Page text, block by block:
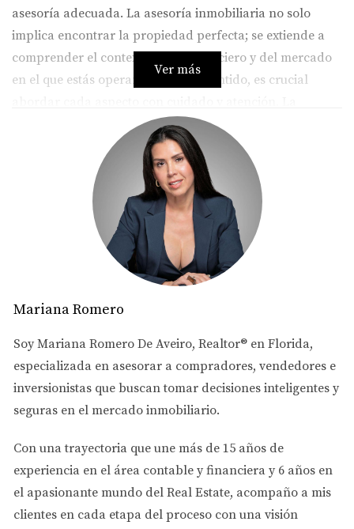
asesoría adecuada. La asesoría inmobiliaria no solo
implica encontrar la propiedad perfecta; se extiende a
comprender el contexto legal, financiero y del mercado
en el que estás operando. En este sentido, es crucial
experiencia y conocimiento de un agente como Mariana
Romero pueden marcar la diferencia entre una inversión
exitosa y una decepcionante. Al final del día, lo que
buscas es maximizar tus beneficios mientras minimizas
los riesgos asociados a esta emocionante aventura.
Tipos de Asesorías Necesarias
Cuando decides invertir en bienes raíces, hay varios tipos
de asesorías que debes considerar para asegurarte de
Asesoría Legal
La asesoría legal es fundamental antes de realizar
cualquier inversión. Un abogado especializado en bienes
locales y cualquier regulación específica que pueda
afectar tu compra. Además, es crucial para protegerte
contra posibles litigios futuros.
Ver más
Mariana Romero
Soy Mariana Romero De Aveiro, Realtor® en Florida,
especializada en asesorar a compradores, vendedores e
inversionistas que buscan tomar decisiones inteligentes y
seguras en el mercado inmobiliario.
Con una trayectoria que une más de 15 años de
experiencia en el área contable y financiera y 6 años en
el apasionante mundo del Real Estate, acompaño a mis
clientes en cada etapa del proceso con una visión